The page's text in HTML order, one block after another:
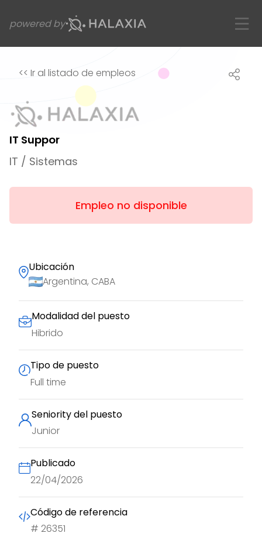
powered by
<< Ir al listado de empleos
IT Suppor
IT / Sistemas
Empleo no disponible
Ubicación
Argentina, CABA
Modalidad del puesto
Hibrido
Tipo de puesto
Full time
Seniority del puesto
Junior
Publicado
22/04/2026
Código de referencia
# 26351